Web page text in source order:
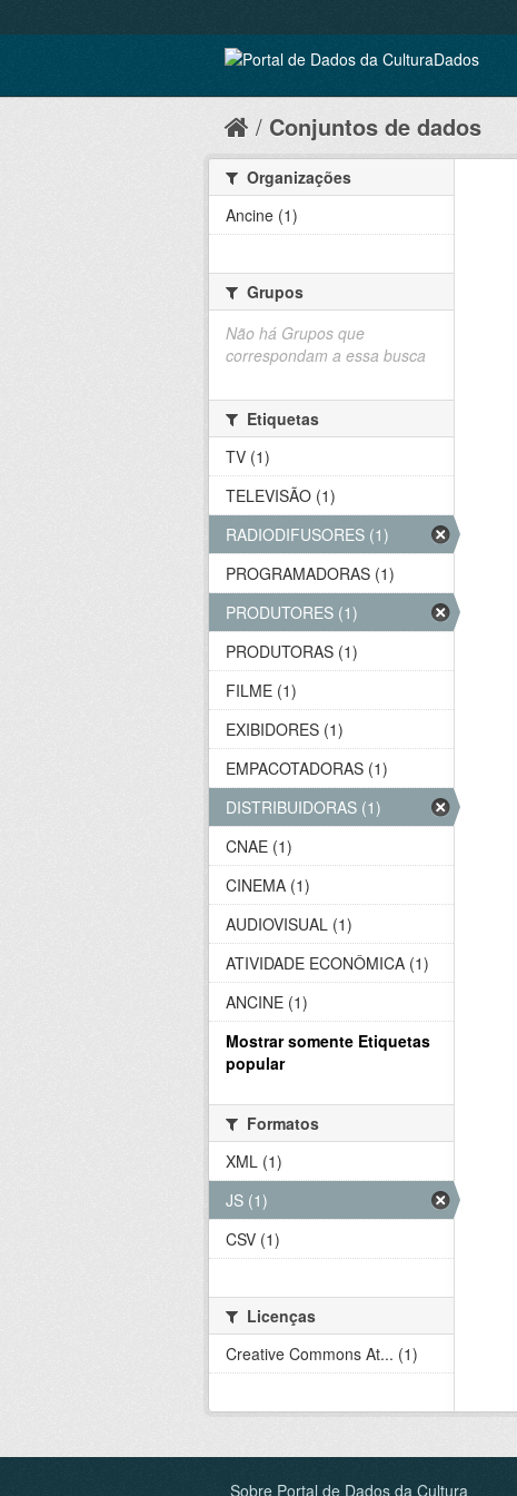
Conjuntos de dados
Organizações
Ancine (1)
Grupos
Não há Grupos que
correspondam a essa busca
Etiquetas
TV (1)
TELEVISÃO (1)
RADIODIFUSORES (1)
PROGRAMADORAS (1)
PRODUTORES (1)
PRODUTORAS (1)
FILME (1)
EXIBIDORES (1)
EMPACOTADORAS (1)
DISTRIBUIDORAS (1)
CNAE (1)
CINEMA (1)
AUDIOVISUAL (1)
ATIVIDADE ECONÔMICA (1)
ANCINE (1)
Mostrar somente Etiquetas
popular
Formatos
XML (1)
JS (1)
CSV (1)
Licenças
Creative Commons At... (1)
Sobre Portal de Dados da Cultura